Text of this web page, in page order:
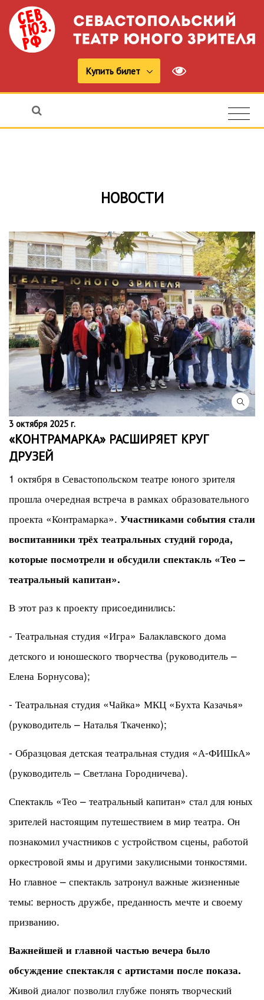
Купить билет
НОВОСТИ
3 октября 2025 г.
«КОНТРАМАРКА» РАСШИРЯЕТ КРУГ
ДРУЗЕЙ
1 октября в Севастопольском театре юного зрителя
прошла очередная встреча в рамках образовательного
проекта «Контрамарка». Участниками события стали
воспитанники трёх театральных студий города,
которые посмотрели и обсудили спектакль «Тео –
театральный капитан».
В этот раз к проекту присоединились:
- Театральная студия «Игра» Балаклавского дома
детского и юношеского творчества (руководитель –
Елена Борнусова);
- Театральная студия «Чайка» МКЦ «Бухта Казачья»
(руководитель – Наталья Ткаченко);
- Образцовая детская театральная студия «А-ФИШкА»
(руководитель – Светлана Городничева).
Спектакль «Тео – театральный капитан» стал для юных
зрителей настоящим путешествием в мир театра. Он
познакомил участников с устройством сцены, работой
оркестровой ямы и другими закулисными тонкостями.
Но главное – спектакль затронул важные жизненные
темы: верность дружбе, преданность мечте и своему
призванию.
Важнейшей и главной частью вечера было
обсуждение спектакля с артистами после показа.
Живой диалог позволил глубже понять творческий